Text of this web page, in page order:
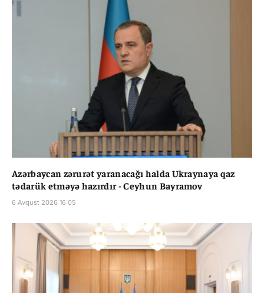
Azərbaycan zərurət yaranacağı halda Ukraynaya qaz
tədarük etməyə hazırdır - Ceyhun Bayramov
6 Avqust 2026 16:05